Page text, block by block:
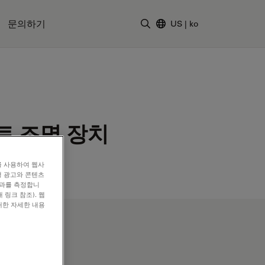
문의하기 US | ko
조명 장치
사용하여 웹사
광고와 콘텐츠
를 측정합니
링크 참조). 웹
자세한 내용